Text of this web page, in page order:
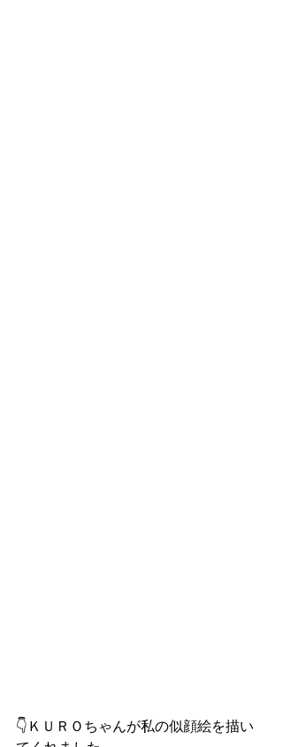
👇ＫＵＲＯちゃんが私の似顔絵を描い